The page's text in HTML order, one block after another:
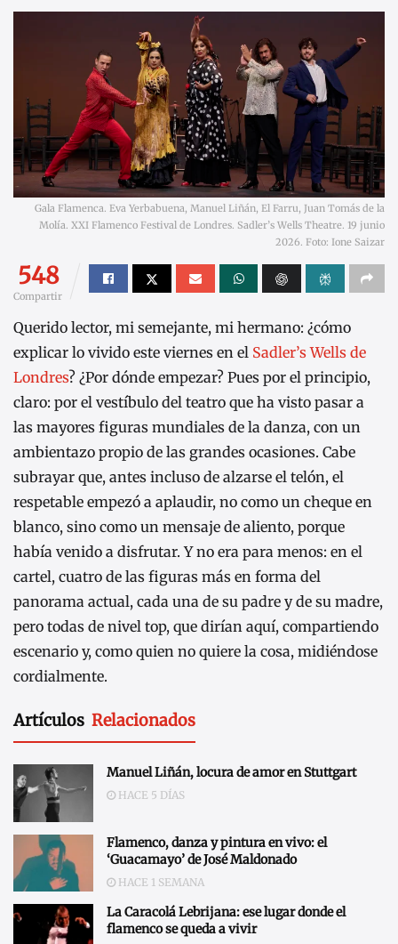
Gala Flamenca. Eva Yerbabuena, Manuel Liñán, El Farru, Juan Tomás de la
Molía. XXI Flamenco Festival de Londres. Sadler’s Wells Theatre. 19 junio
2026. Foto: Ione Saizar
548
Compartir
Querido lector, mi semejante, mi hermano: ¿cómo
explicar lo vivido este viernes en el Sadler’s Wells de
Londres? ¿Por dónde empezar? Pues por el principio,
claro: por el vestíbulo del teatro que ha visto pasar a
las mayores figuras mundiales de la danza, con un
ambientazo propio de las grandes ocasiones. Cabe
subrayar que, antes incluso de alzarse el telón, el
respetable empezó a aplaudir, no como un cheque en
blanco, sino como un mensaje de aliento, porque
había venido a disfrutar. Y no era para menos: en el
cartel, cuatro de las figuras más en forma del
panorama actual, cada una de su padre y de su madre,
pero todas de nivel top, que dirían aquí, compartiendo
escenario y, como quien no quiere la cosa, midiéndose
cordialmente.
Artículos Relacionados
Manuel Liñán, locura de amor en Stuttgart
HACE 5 DÍAS
Flamenco, danza y pintura en vivo: el
‘Guacamayo’ de José Maldonado
HACE 1 SEMANA
La Caracolá Lebrijana: ese lugar donde el
flamenco se queda a vivir